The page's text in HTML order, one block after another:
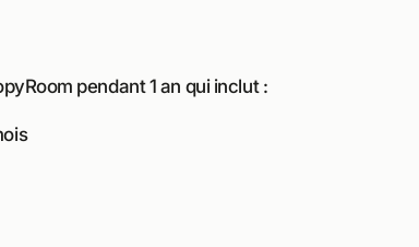
pendant 1 an qui inclut :